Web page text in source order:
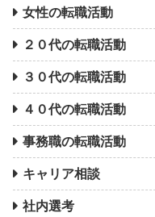
女性の転職活動
２０代の転職活動
３０代の転職活動
４０代の転職活動
事務職の転職活動
キャリア相談
社内選考